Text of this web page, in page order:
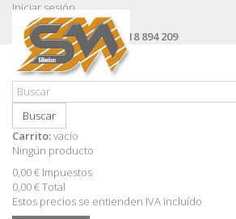
Iniciar sesión
Contacte con nosotros
Llámanos ahora:+34 618 894 209
Buscar
Carrito:vacío
Ningún producto
0,00 € Impuestos
0,00 €Total
Estos precios se entienden IVA incluído